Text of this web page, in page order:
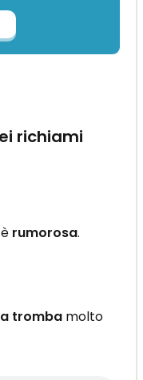
richiami
rumorosa.
tromba molto